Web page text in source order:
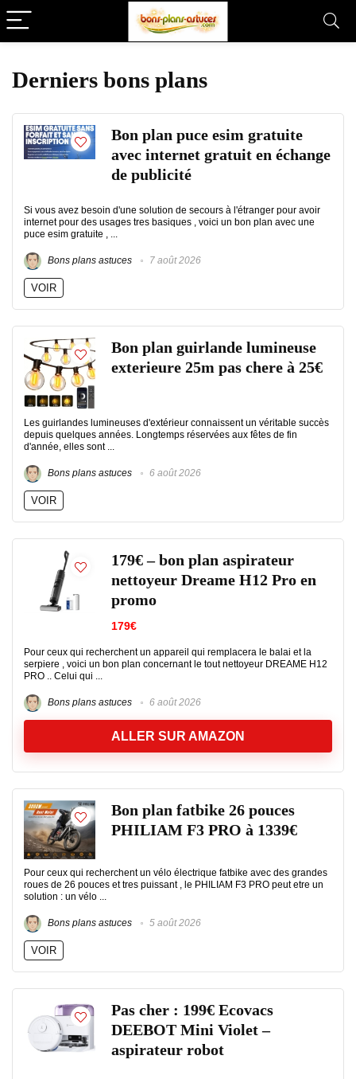
Derniers bons plans
Bon plan puce esim gratuite
avec internet gratuit en échange
de publicité
Si vous avez besoin d'une solution de secours à l'étranger pour avoir
internet pour des usages tres basiques , voici un bon plan avec une
puce esim gratuite , ...
Bons plans astuces 7 août 2026
VOIR
Bon plan guirlande lumineuse
exterieure 25m pas chere à 25€
Les guirlandes lumineuses d'extérieur connaissent un véritable succès
depuis quelques années. Longtemps réservées aux fêtes de fin
d'année, elles sont ...
Bons plans astuces 6 août 2026
VOIR
179€ – bon plan aspirateur
nettoyeur Dreame H12 Pro en
promo
179€
Pour ceux qui recherchent un appareil qui remplacera le balai et la
serpiere , voici un bon plan concernant le tout nettoyeur DREAME H12
PRO .. Celui qui ...
Bons plans astuces 6 août 2026
ALLER SUR AMAZON
Bon plan fatbike 26 pouces
PHILIAM F3 PRO à 1339€
Pour ceux qui recherchent un vélo électrique fatbike avec des grandes
roues de 26 pouces et tres puissant , le PHILIAM F3 PRO peut etre un
solution : un vélo ...
Bons plans astuces 5 août 2026
VOIR
Pas cher : 199€ Ecovacs
DEEBOT Mini Violet –
aspirateur robot